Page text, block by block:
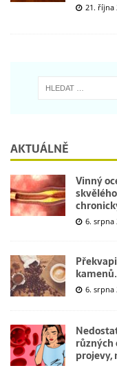
21. října
AKTUÁLNĚ
Vinný
6. srpna
6. srpna
různých
projevy,